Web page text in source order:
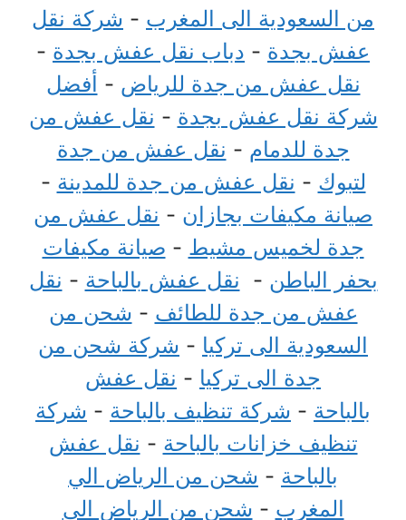
من السعودية الى المغرب - شركة نقل
عفش بجدة - دباب نقل عفش بجدة -
نقل عفش من جدة للرياض - أفضل
شركة نقل عفش بجدة - نقل عفش من
جدة للدمام - نقل عفش من جدة
لتبوك - نقل عفش من جدة للمدينة -
صيانة مكيفات بجازان - نقل عفش من
جدة لخميس مشيط - صيانة مكيفات
بحفر الباطن - نقل عفش بالباحة - نقل
عفش من جدة للطائف - شحن من
السعودية الى تركيا - شركة شحن من
جدة الى تركيا - نقل عفش
بالباحة - شركة تنظيف بالباحة - شركة
تنظيف خزانات بالباحة - نقل عفش
بالباحة - شحن من الرياض الي
المغرب - شحن من الرياض الى